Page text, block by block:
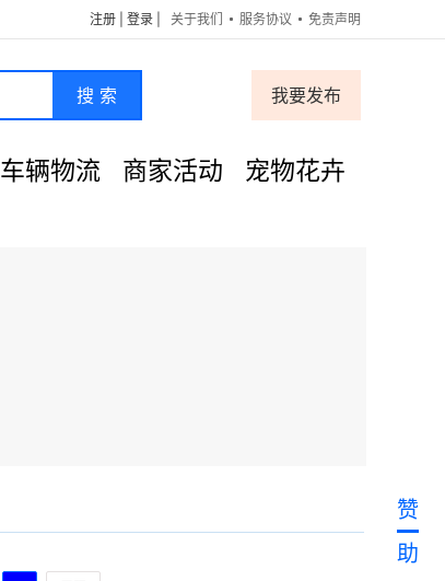
注册 登录 关于我们 服务协议 免责声明
搜 索 我要发布
车辆物流 商家活动 宠物花卉
赞
助